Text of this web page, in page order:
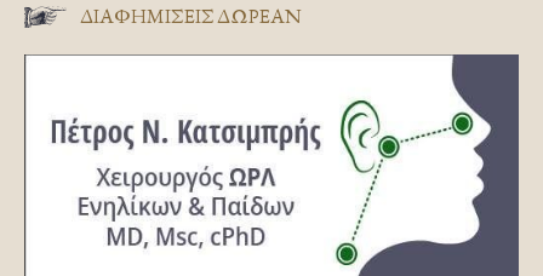
ΔΙΑΦΗΜΊΣΕΙΣ ΔΩΡΕΆΝ